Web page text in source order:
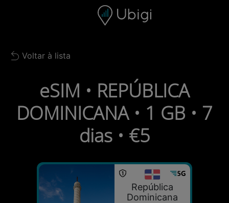
Barra de navegação
Back to list
Voltar à lista
eSIM • REPÚBLICA
DOMINICANA • 1 GB • 7
dias • €5
República
Dominicana